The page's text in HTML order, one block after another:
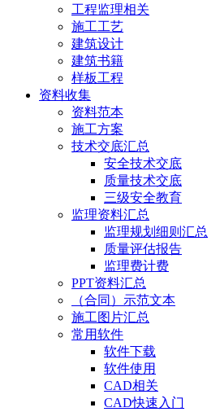
工程监理相关
施工工艺
建筑设计
建筑书籍
样板工程
资料收集
资料范本
施工方案
技术交底汇总
安全技术交底
质量技术交底
三级安全教育
监理资料汇总
监理规划细则汇总
质量评估报告
监理费计费
PPT资料汇总
（合同）示范文本
施工图片汇总
常用软件
软件下载
软件使用
CAD相关
CAD快速入门